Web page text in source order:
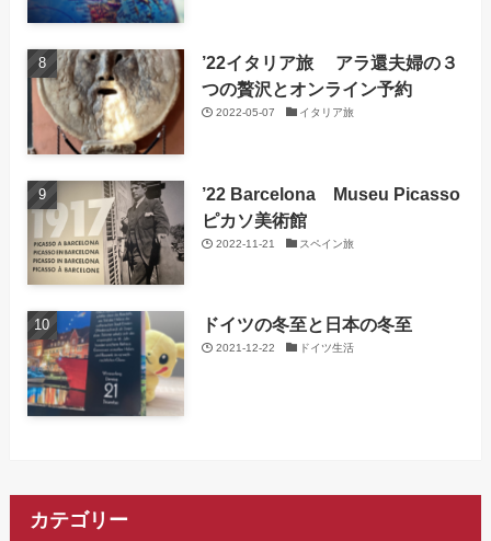
’22イタリア旅 アラ還夫婦の３
つの贅沢とオンライン予約
2022-05-07 イタリア旅
’22 Barcelona Museu Picasso
ピカソ美術館
2022-11-21 スペイン旅
ドイツの冬至と日本の冬至
2021-12-22 ドイツ生活
カテゴリー